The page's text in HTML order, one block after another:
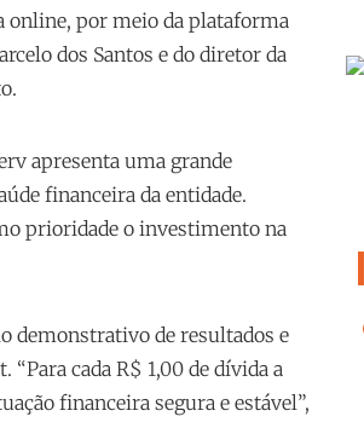
online, por meio da plataforma
dos Santos e do diretor da
apresenta uma grande
financeira da entidade.
prioridade o investimento na
demonstrativo de resultados e
cada R$ 1,00 de dívida a
financeira segura e estável”,